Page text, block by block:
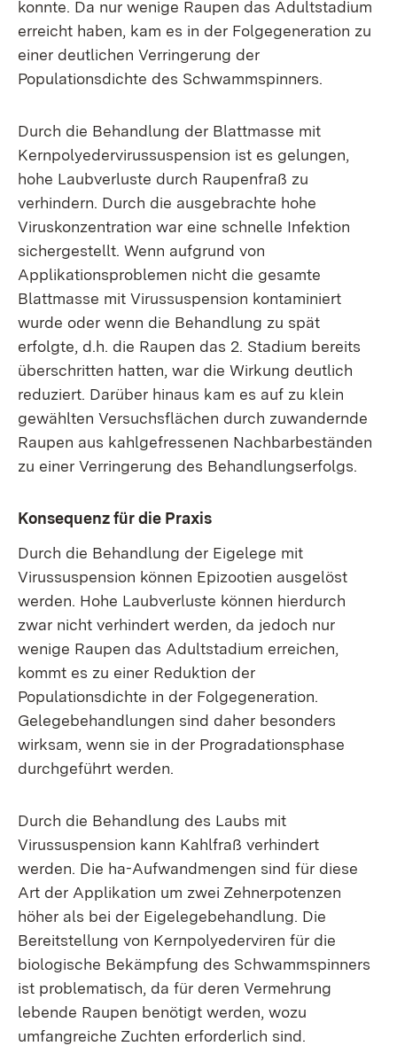
konnte. Da nur wenige Raupen das Adultstadium
erreicht haben, kam es in der Folgegeneration zu
einer deutlichen Verringerung der
Populationsdichte des Schwammspinners.
Durch die Behandlung der Blattmasse mit
Kernpolyedervirussuspension ist es gelungen,
hohe Laubverluste durch Raupenfraß zu
verhindern. Durch die ausgebrachte hohe
Viruskonzentration war eine schnelle Infektion
sichergestellt. Wenn aufgrund von
Applikationsproblemen nicht die gesamte
Blattmasse mit Virussuspension kontaminiert
wurde oder wenn die Behandlung zu spät
erfolgte, d.h. die Raupen das 2. Stadium bereits
überschritten hatten, war die Wirkung deutlich
reduziert. Darüber hinaus kam es auf zu klein
gewählten Versuchsflächen durch zuwandernde
Raupen aus kahlgefressenen Nachbarbeständen
zu einer Verringerung des Behandlungserfolgs.
Konsequenz für die Praxis
Durch die Behandlung der Eigelege mit
Virussuspension können Epizootien ausgelöst
werden. Hohe Laubverluste können hierdurch
zwar nicht verhindert werden, da jedoch nur
wenige Raupen das Adultstadium erreichen,
kommt es zu einer Reduktion der
Populationsdichte in der Folgegeneration.
Gelegebehandlungen sind daher besonders
wirksam, wenn sie in der Progradationsphase
durchgeführt werden.
Durch die Behandlung des Laubs mit
Virussuspension kann Kahlfraß verhindert
werden. Die ha-Aufwandmengen sind für diese
Art der Applikation um zwei Zehnerpotenzen
höher als bei der Eigelegebehandlung. Die
Bereitstellung von Kernpolyederviren für die
biologische Bekämpfung des Schwammspinners
ist problematisch, da für deren Vermehrung
lebende Raupen benötigt werden, wozu
umfangreiche Zuchten erforderlich sind.